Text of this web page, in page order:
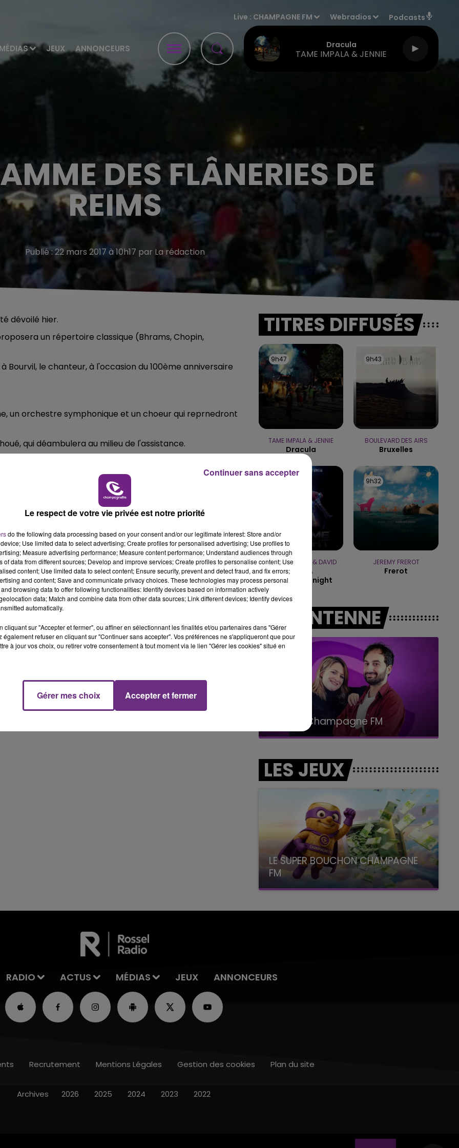
MÉDIAS JEUX ANNONCEURS
Live : CHAMPAGNE FM Webradios Podcasts
Dracula
TAME IMPALA & JENNIE
LE TICKET DE CAISSE
14h00 - 15h00
LA RADIO POP
DES FLÂNERIES DE
REIMS
Publié : 22 mars 2017 à 10h17 par La rédaction
dévoilé hier.
un répertoire classique (Bhrams, Chopin,
le chanteur, à l'occasion du 100ème anniversaire
un orchestre symphonique et un choeur qui reprnedront
qui déambulera au milieu de l'assistance.
SI TOUT LE MONDE FAIT ÇA, MOI L'ANNÉE
PROCHAINE JE VENDANGE EN...
La vendange en Champagne a débuté ce jeudi
6 août dans la commune de Montgueux (Aube).
Du jamais vu !
TITRES DIFFUSÉS
9h47
9h47
TAME IMPALA & JENNIE
Dracula
9h43
9h43
BOULEVARD DES AIRS
Bruxelles
JENNIFER LOPEZ & DAVID
GUETTA
Save Me Tonight
9h32
9h32
JEREMY FREROT
Frerot
A L'ANTENNE
14h00 - 15h00
Le Club Champagne FM
LES JEUX
LE SUPER BOUCHON CHAMPAGNE
FM
avec La Famille Champagne FM, à 8H10
RADIO ACTUS MÉDIAS JEUX ANNONCEURS
Recrutement Mentions Légales Gestion des cookies Plan du site
Archives 2026 2025 2024 2023 2022
Le respect de votre vie privée est notre priorité
do the following data processing based on your consent and/or our legitimate interest: Store and/or
Use limited data to select advertising; Create profiles for personalised advertising; Use profiles to
Measure advertising performance; Measure content performance; Understand audiences through
of data from different sources; Develop and improve services; Create profiles to personalise content; Use
content; Use limited data to select content; Ensure security, prevent and detect fraud, and fix errors;
and content; Save and communicate privacy choices. These technologies may process personal
browsing data to offer following functionalities: Identify devices based on information actively
data; Match and combine data from other data sources; Link different devices; Identify devices
automatically.
cliquant sur "Accepter et fermer", ou affiner en sélectionnant les finalités et/ou partenaires dans "Gérer
également refuser en cliquant sur "Continuer sans accepter". Vos préférences ne s'appliqueront que pour
à jour vos choix, ou retirer votre consentement à tout moment via le lien "Gérer les cookies" situé en
Gérer mes choix Accepter et fermer
Continuer sans accepter